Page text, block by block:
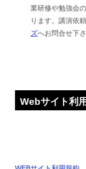
業研修や勉強会
ります。講演依
ズへお問合せ下さ
Webサイト利